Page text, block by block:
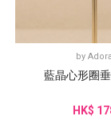
by Adora
藍晶心形圈
HK$